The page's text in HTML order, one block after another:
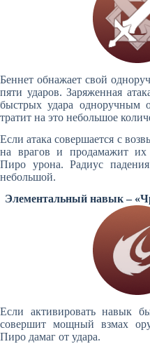
Беннет обнажает свой
пяти ударов. Заряженная
быстрых удара одноручным
тратит на это небольшое
Если атака совершается с
на врагов и продамажит их
Пиро урона. Радиус
небольшой.
Элементальный навык –
Если активировать навык
совершит мощный взмах
Пиро дамаг от удара.